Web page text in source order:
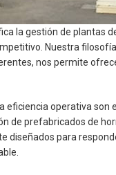
la gestión de plantas
Nuestra
nos permite
eficiencia operativa
de prefabricados de
para